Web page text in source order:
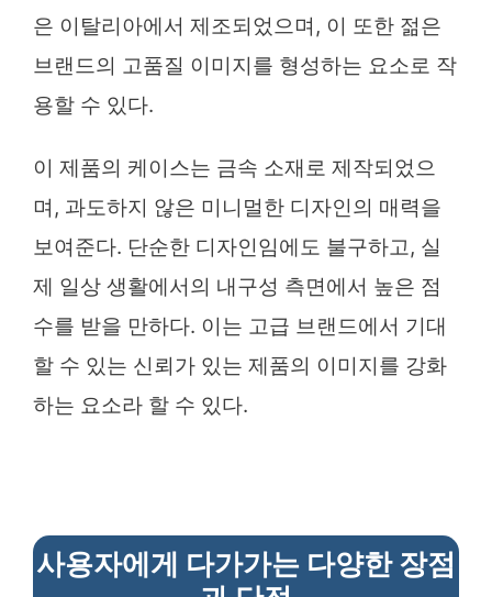
은 이탈리아에서 제조되었으며, 이 또한 젊은
브랜드의 고품질 이미지를 형성하는 요소로 작
용할 수 있다.
이 제품의 케이스는 금속 소재로 제작되었으
며, 과도하지 않은 미니멀한 디자인의 매력을
보여준다. 단순한 디자인임에도 불구하고, 실
제 일상 생활에서의 내구성 측면에서 높은 점
수를 받을 만하다. 이는 고급 브랜드에서 기대
할 수 있는 신뢰가 있는 제품의 이미지를 강화
하는 요소라 할 수 있다.
사용자에게 다가가는 다양한 장점